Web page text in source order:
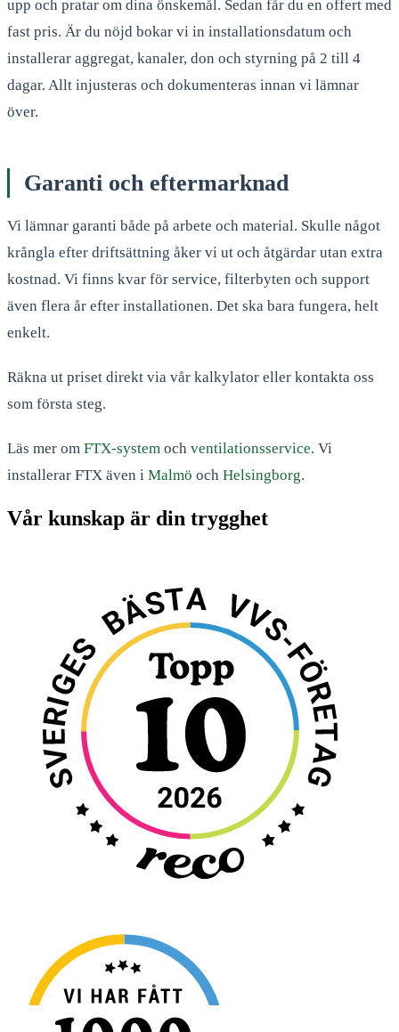
upp och pratar om dina önskemål. Sedan får du en offert med
fast pris. Är du nöjd bokar vi in installationsdatum och
installerar aggregat, kanaler, don och styrning på 2 till 4
dagar. Allt injusteras och dokumenteras innan vi lämnar
över.
Garanti och eftermarknad
Vi lämnar garanti både på arbete och material. Skulle något
krångla efter driftsättning åker vi ut och åtgärdar utan extra
kostnad. Vi finns kvar för service, filterbyten och support
även flera år efter installationen. Det ska bara fungera, helt
enkelt.
Räkna ut priset direkt via vår kalkylator eller kontakta oss
som första steg.
Läs mer om FTX-system och ventilationsservice. Vi
installerar FTX även i Malmö och Helsingborg.
Vår kunskap är din trygghet